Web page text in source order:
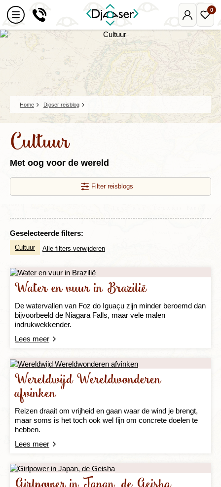
Mijn
Djoser
0
Home Djoser reisblog
Cultuur
Met oog voor de wereld
Filter reisblogs
Geselecteerde filters:
Cultuur Alle filters verwijderen
Water en vuur in Brazilië
De watervallen van Foz do Iguaçu zijn minder beroemd dan
bijvoorbeeld de Niagara Falls, maar vele malen
indrukwekkender.
Lees meer
Wereldwijd Wereldwonderen
afvinken
Reizen draait om vrijheid en gaan waar de wind je brengt,
maar soms is het toch ook wel fijn om concrete doelen te
hebben.
Lees meer